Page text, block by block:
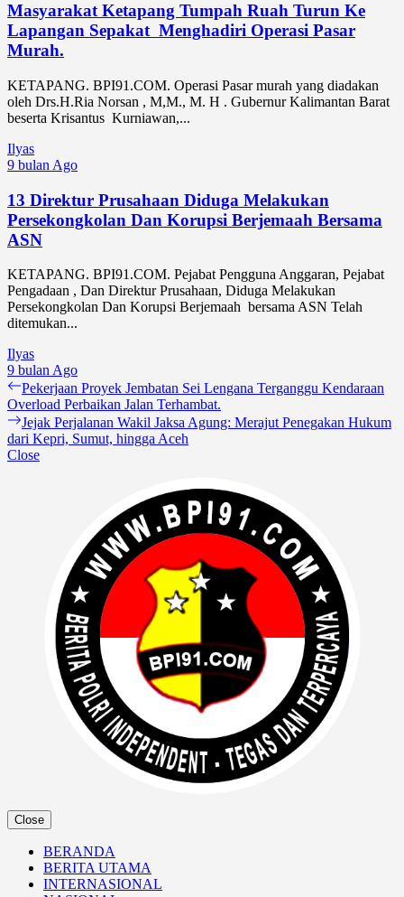
Masyarakat Ketapang Tumpah Ruah Turun Ke
Lapangan Sepakat Menghadiri Operasi Pasar
Murah.
KETAPANG. BPI91.COM. Operasi Pasar murah yang diadakan
oleh Drs.H.Ria Norsan , M,M., M. H . Gubernur Kalimantan Barat
beserta Krisantus Kurniawan,...
Ilyas
9 bulan Ago
13 Direktur Prusahaan Diduga Melakukan
Persekongkolan Dan Korupsi Berjemaah Bersama
ASN
KETAPANG. BPI91.COM. Pejabat Pengguna Anggaran, Pejabat
Pengadaan , Dan Direktur Prusahaan, Diduga Melakukan
Persekongkolan Dan Korupsi Berjemaah bersama ASN Telah
ditemukan...
Ilyas
9 bulan Ago
Navigasi
pos
Previous
post:
Pekerjaan Proyek Jembatan Sei Lengana Terganggu Kendaraan
Overload Perbaikan Jalan Terhambat.
Next
post:
Jejak Perjalanan Wakil Jaksa Agung: Merajut Penegakan Hukum
dari Kepri, Sumut, hingga Aceh
Close
Close
BERANDA
BERITA UTAMA
INTERNASIONAL